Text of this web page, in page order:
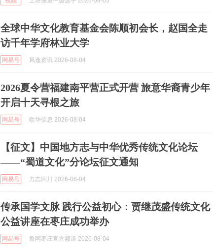
全球中华文化教育基金会陈顺初会长，赵国全走
访千年学府林业大学
网易号 风逸资讯 2026-08-04
2026夏令营福建南平营正式开营 旅意华裔青少年
开启十天寻根之旅
网易号 欧华信息 2026-08-04
【征文】中国地方志与中华优秀传统文化论坛
——“蜀道文化”分论坛征文通知
网易号 方志四川 2026-08-04
传承国学文脉 践行公益初心：贾继茂盛传统文化
公益讲座在枣庄成功举办
网易号 鲁网枣庄官方频道 2026-08-04